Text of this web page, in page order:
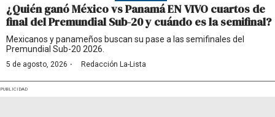
¿Quién ganó México vs Panamá EN VIVO cuartos de
final del Premundial Sub-20 y cuándo es la semifinal?
Mexicanos y panameños buscan su pase a las semifinales del
Premundial Sub-20 2026.
5 de agosto, 2026 · Redacción La-Lista
PUBLICIDAD